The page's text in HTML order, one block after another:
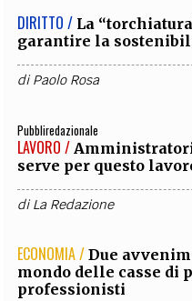
DIRITTO / La
garantire la
diPaolo Rosa
Pubbliredazionale
LAVORO /
serve per questo
diLa Redazione
ECONOMIA / Due
mondo delle casse di
professionisti